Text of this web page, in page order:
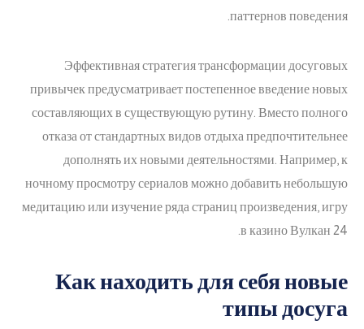
паттернов поведения.
Эффективная стратегия трансформации досуговых
привычек предусматривает постепенное введение новых
составляющих в существующую рутину. Вместо полного
отказа от стандартных видов отдыха предпочтительнее
дополнять их новыми деятельностями. Например, к
ночному просмотру сериалов можно добавить небольшую
медитацию или изучение ряда страниц произведения, игру
в казино Вулкан 24.
Как находить для себя новые
типы досуга